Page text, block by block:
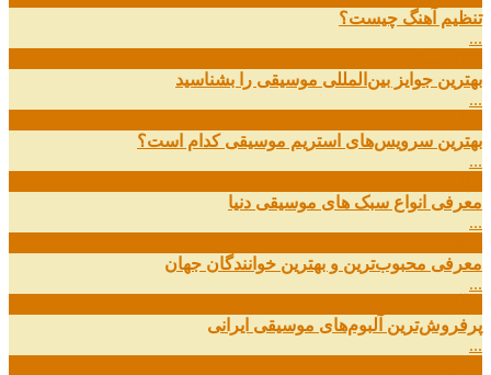
تنظیم آهنگ چیست؟
...
بهترین جوایز بین‌المللی موسیقی را بشناسید
...
بهترین سرویس‌های استریم موسیقی کدام است؟
...
معرفی انواع سبک های موسیقی دنیا
...
معرفی محبوب‌ترین و بهترین خوانندگان جهان
...
پرفروش‌ترین آلبوم‌های موسیقی ایرانی
...